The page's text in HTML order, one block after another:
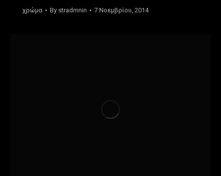
χρώμα By stradmnin 7 Νοεμβρίου, 2014